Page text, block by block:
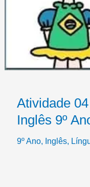
Atividade
Inglês 9º
9º Ano, Inglês,